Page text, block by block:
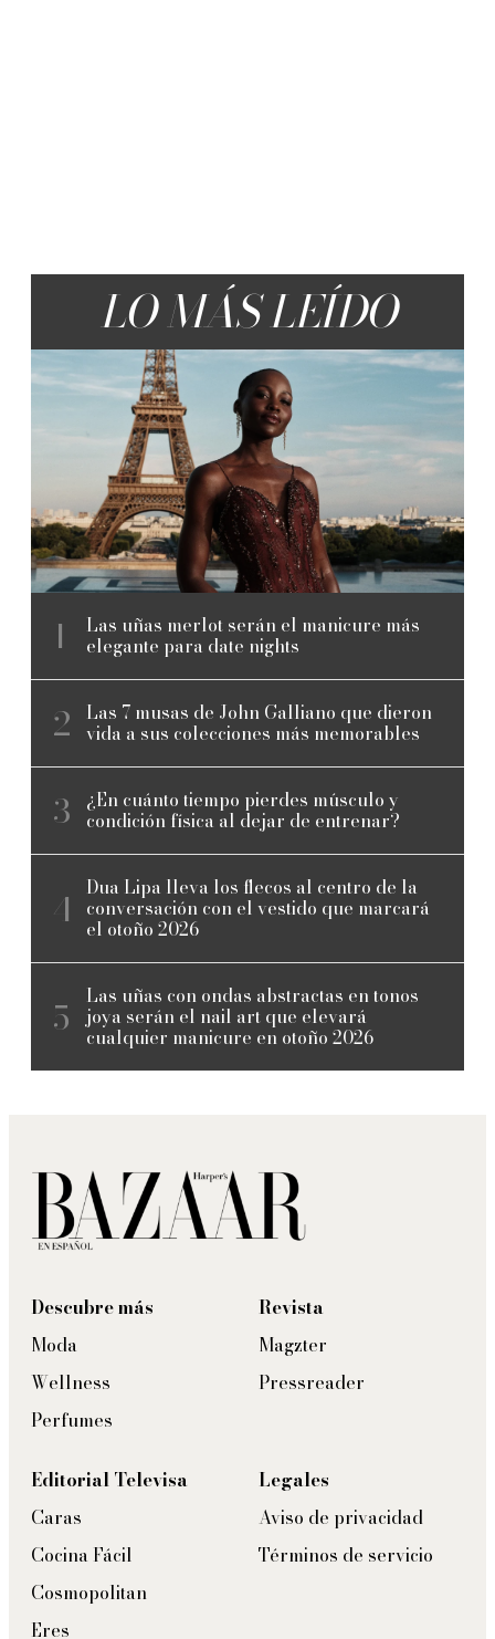
LO MÁS LEÍDO
Las uñas merlot serán el manicure más
elegante para date nights
Las 7 musas de John Galliano que dieron
vida a sus colecciones más memorables
¿En cuánto tiempo pierdes músculo y
condición física al dejar de entrenar?
Dua Lipa lleva los flecos al centro de la
conversación con el vestido que marcará
el otoño 2026
Las uñas con ondas abstractas en tonos
joya serán el nail art que elevará
cualquier manicure en otoño 2026
Descubre más
Moda
Wellness
Perfumes
Revista
Magzter
Pressreader
Editorial Televisa
Caras
Cocina Fácil
Cosmopolitan
Eres
Legales
Aviso de privacidad
Términos de servicio